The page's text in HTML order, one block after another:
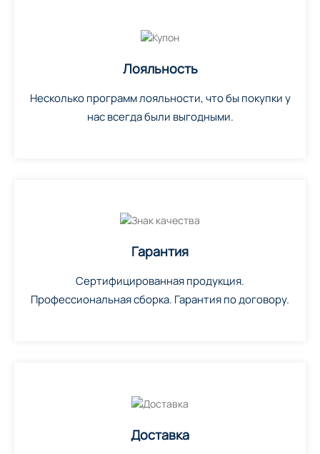
Лояльность
Несколько программ лояльности, что бы покупки у
нас всегда были выгодными.
Гарантия
Сертифицированная продукция.
Профессиональная сборка. Гарантия по договору.
Доставка